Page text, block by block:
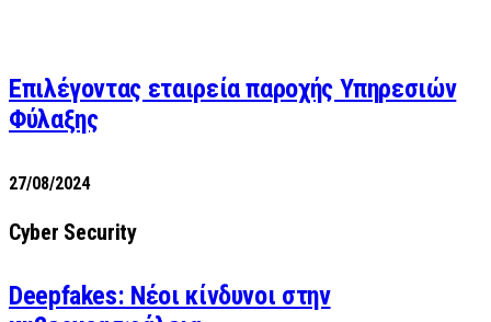
Επιλέγοντας εταιρεία παροχής Υπηρεσιών
Φύλαξης
27/08/2024
Cyber Security
Deepfakes: Νέοι κίνδυνοι στην